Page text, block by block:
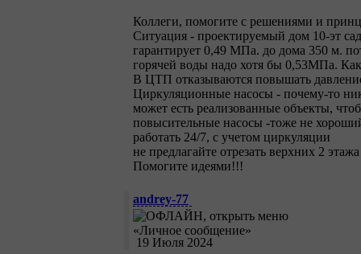
Коллеги, помогите с решениями и
Ситуация - проектируемый дом 10-эт
гарантирует 0,49 МПа. до дома 350 м.
горячей воды надо хотя бы 0,53МПа.
В ЦТП отказываются повышать
Циркуляционные насосы - почему-то
может есть реализованные объекты,
повысительные насосы -тоже не
работать 24/7, с учетом циркуляции
не предлагайте отрезать верхних 2
Помогите идеями!!!
andrey-77
19 Июля 2024